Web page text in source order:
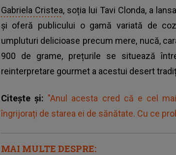
Gabriela Cristea, soția lui Tavi Clonda, a
și oferă publicului o gamă variată de
umpluturi delicioase precum mere, nucă,
900 de grame, prețurile se situează
reinterpretare gourmet a acestui desert
Citește și: "Anul acesta cred că e cel
îngrijorați de starea ei de sănătate. Cu ce
MAI MULTE DESPRE: